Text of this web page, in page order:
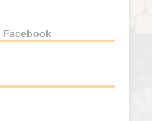
Facebook